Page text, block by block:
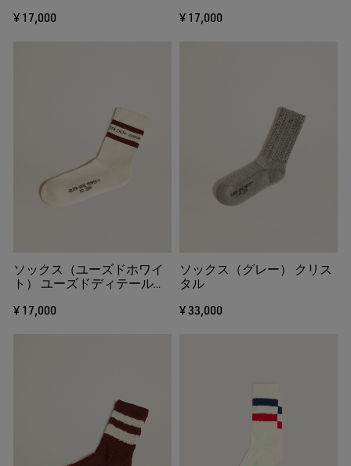
¥ 17,000 ¥ 17,000
ソックス（ユーズドホワイ
ト） ユーズドディテール＆
¥ 17,000
ソックス（グレー） クリス
タル
¥ 33,000